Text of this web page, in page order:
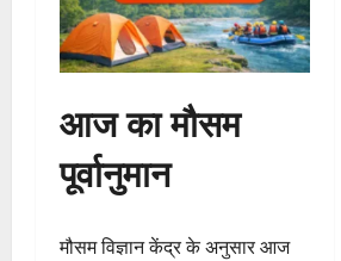
आज का मौसम
पूर्वानुमान
मौसम विज्ञान केंद्र के अनुसार आज